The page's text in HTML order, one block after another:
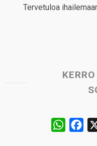
Tervetuloa
W